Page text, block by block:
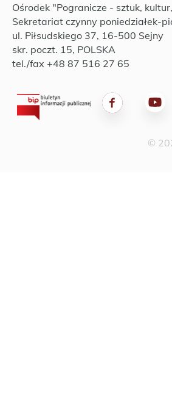
Ośrodek "Pogranicze - sztuk,
Sekretariat czynny poniedziałek-
ul. Piłsudskiego 37, 16-500 Sejny
skr. poczt. 15, POLSKA
tel./fax +48 87 516 27 65
©